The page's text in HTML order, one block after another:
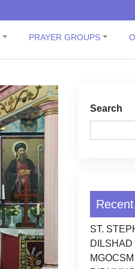
PRAYER GROUPS
Search
ST.
DILSHAD